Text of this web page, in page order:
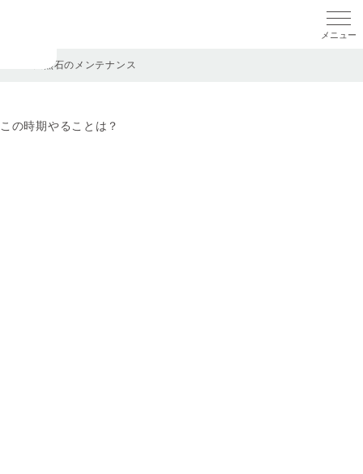
メニ
天然石のメンテナンス
この時期やることは？